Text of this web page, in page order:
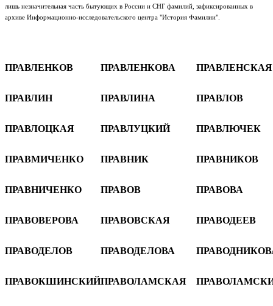
лишь незначительная часть бытующих в России и СНГ фамилий, зафиксированных в
архиве Информационно-исследовательского центра "История Фамилии".
ПРАВЛЕНКОВ ПРАВЛЕНКОВА ПРАВЛЕНСКАЯ
ПРАВЛИН ПРАВЛИНА ПРАВЛОВ
ПРАВЛОЦКАЯ ПРАВЛУЦКИЙ ПРАВЛЮЧЕК
ПРАВМИЧЕНКО ПРАВНИК ПРАВНИКОВ
ПРАВНИЧЕНКО ПРАВОВ ПРАВОВА
ПРАВОВЕРОВА ПРАВОВСКАЯ ПРАВОДЕЕВ
ПРАВОДЕЛОВ ПРАВОДЕЛОВА
ПРАВОКШИНСКИЙПРАВОЛАМСКАЯ